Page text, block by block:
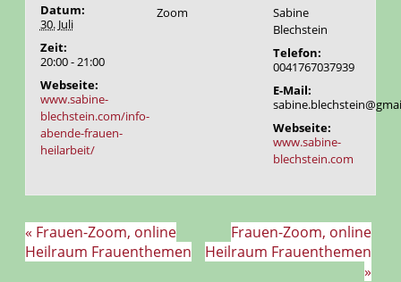
Datum:
30. Juli
Zeit:
20:00 - 21:00
Webseite:
www.sabine-
blechstein.com/info-
abende-frauen-
heilarbeit/
Zoom
Sabine
Blechstein
Telefon:
0041767037939
E-Mail:
Webseite:
www.sabine-
blechstein.com
« Frauen-Zoom, online
Heilraum Frauenthemen
Frauen-Zoom, online
Heilraum Frauenthemen
»